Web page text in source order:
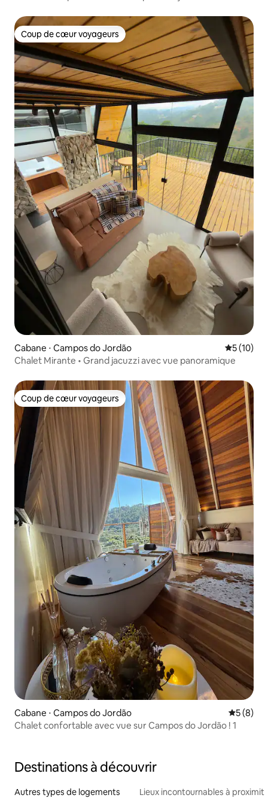
Coup de cœur voyageurs
Coup de cœur voyageurs
Cabane ⋅ Campos do Jordão
5 (10)
Chalet Mirante • Grand jacuzzi avec vue panoramique
Coup de cœur voyageurs
Coup de cœur voyageurs
Cabane ⋅ Campos do Jordão
5 (8)
Chalet confortable avec vue sur Campos do Jordão ! 1
Destinations à découvrir
Autres types de logements Lieux incontournables à